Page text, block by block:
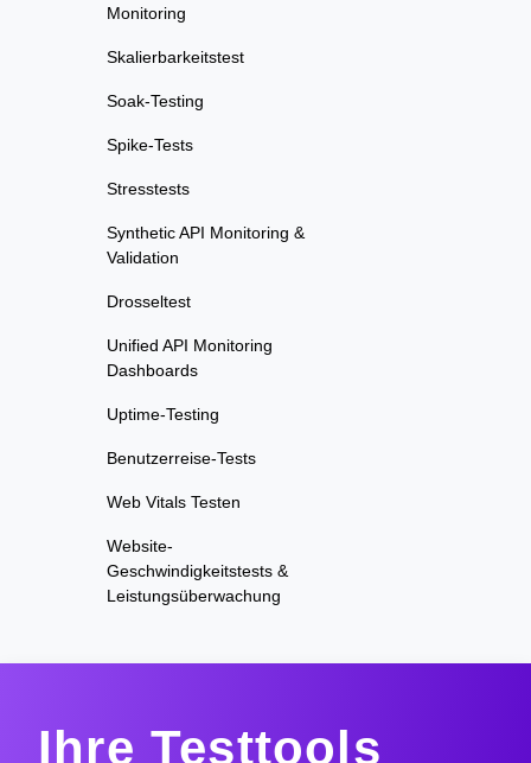
Monitoring
Skalierbarkeitstest
Soak-Testing
Spike-Tests
Stresstests
Synthetic API Monitoring &
Validation
Drosseltest
Unified API Monitoring
Dashboards
Uptime-Testing
Benutzerreise-Tests
Web Vitals Testen
Website-
Geschwindigkeitstests &
Leistungsüberwachung
Ihre Testtools